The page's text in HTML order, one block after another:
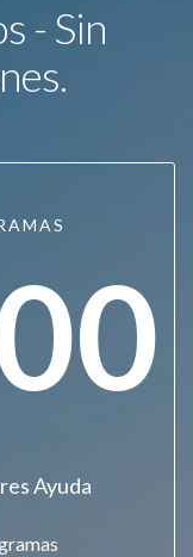
- Sin
Ayuda